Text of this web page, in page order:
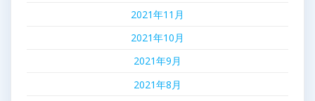
2021年11月
2021年10月
2021年9月
2021年8月